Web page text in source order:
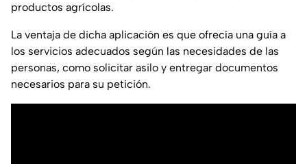
productos agrícolas.
La ventaja de dicha aplicación es que ofrecía una guía a
los servicios adecuados según las necesidades de las
personas, como solicitar asilo y entregar documentos
necesarios para su petición.